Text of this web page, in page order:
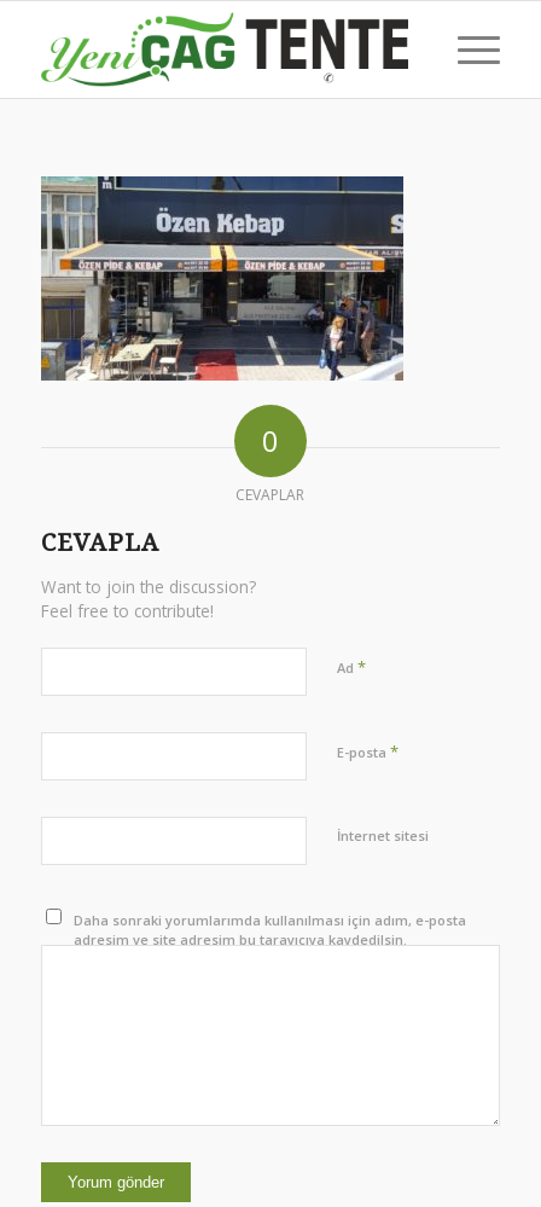
0
CEVAPLAR
CEVAPLA
Want to join the discussion?
Feel free to contribute!
Ad *
E-posta *
İnternet sitesi
Daha sonraki yorumlarımda kullanılması için adım, e-posta
adresim ve site adresim bu tarayıcıya kaydedilsin.